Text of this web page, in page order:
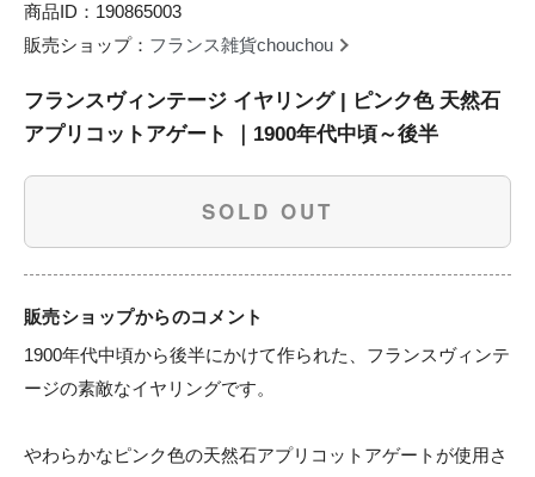
商品ID：190865003
販売ショップ： フランス雑貨chouchou
フランスヴィンテージ イヤリング | ピンク色 天然石
アプリコットアゲート ｜1900年代中頃～後半
SOLD OUT
販売ショップからのコメント
1900年代中頃から後半にかけて作られた、フランスヴィンテ
ージの素敵なイヤリングです。
やわらかなピンク色の天然石アプリコットアゲートが使用さ